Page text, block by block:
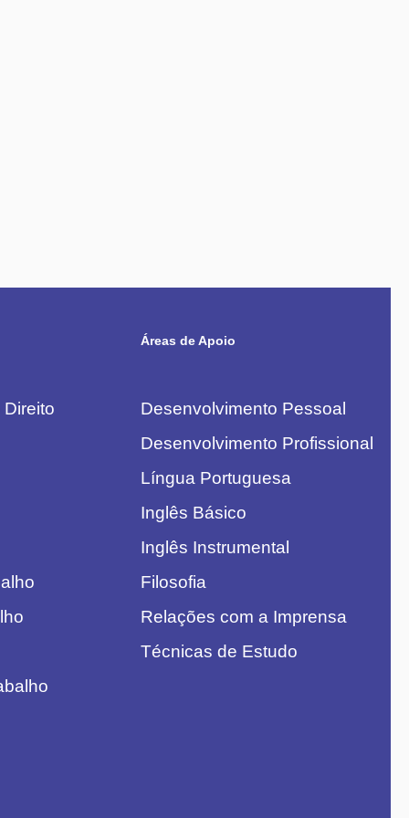
Áreas de Apoio
Desenvolvimento Pessoal
Desenvolvimento Profissional
Língua Portuguesa
Inglês Básico
Inglês Instrumental
Filosofia
Relações com a Imprensa
Técnicas de Estudo